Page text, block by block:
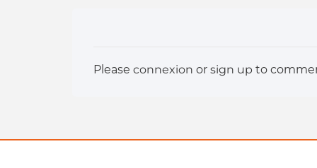
Please connexion or sign up to